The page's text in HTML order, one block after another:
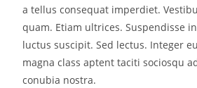
a tellus consequat imperdiet.
quam. Etiam ultrices. Suspendisse
luctus suscipit. Sed lectus. Integer
magna class aptent taciti sociosqu
conubia nostra.